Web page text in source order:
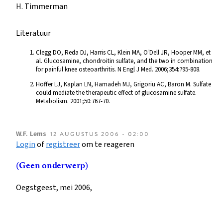
H. Timmerman
Literatuur
Clegg DO, Reda DJ, Harris CL, Klein MA, O’Dell JR, Hooper MM, et
al. Glucosamine, chondroitin sulfate, and the two in combination
for painful knee osteoarthritis. N Engl J Med. 2006;354:795-808.
Hoffer LJ, Kaplan LN, Hamadeh MJ, Grigoriu AC, Baron M. Sulfate
could mediate the therapeutic effect of glucosamine sulfate.
Metabolism. 2001;50:767-70.
W.F. Lems 12 AUGUSTUS 2006 - 02:00
Loginofregistreerom te reageren
(Geen onderwerp)
Oegstgeest, mei 2006,